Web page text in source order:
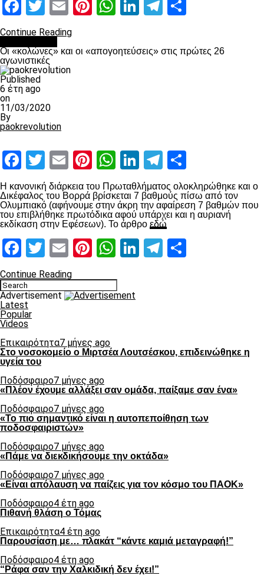
Facebook
Twitter
EmailPinterest
WhatsApp
LinkedInTelegram
Continue Reading
Οι «κολώνες» και οι «απογοητεύσεις» στις πρώτες 26
αγωνιστικές
Published
6 έτη ago
on
11/03/2020
By
paokrevolution
Facebook
Twitter
EmailPinterest
WhatsApp
LinkedIn
Telegram
Η κανονική διάρκεια του Πρωταθλήματος ολοκληρώθηκε και ο
Δικέφαλος του Βορρά βρίσκεται 7 βαθμούς πίσω από τον
Ολυμπιακό (αφήνουμε στην άκρη την αφαίρεση 7 βαθμών που
του επιβλήθηκε πρωτόδικα αφού υπάρχει και η αυριανή
εκδίκαση στην Εφέσεων). Το άρθρο εδώ
Facebook
Twitter
EmailPinterest
WhatsApp
LinkedIn
Telegram
Continue Reading
Advertisement
Latest
Popular
Videos
Επικαιρότητα7 μήνες ago
Στο νοσοκομείο ο Μιρτσέα Λουτσέσκου, επιδεινώθηκε η
υγεία του
Ποδόσφαιρο7 μήνες ago
«Πλέον έχουμε αλλάξει σαν ομάδα, παίξαμε σαν ένα»
Ποδόσφαιρο7 μήνες ago
«Το πιο σημαντικό είναι η αυτοπεποίθηση των
ποδοσφαιριστών»
Ποδόσφαιρο7 μήνες ago
«Πάμε να διεκδικήσουμε την οκτάδα»
Ποδόσφαιρο7 μήνες ago
«Είναι απόλαυση να παίζεις για τον κόσμο του ΠΑΟΚ»
Ποδόσφαιρο4 έτη ago
Πιθανή θλάση ο Τόμας
Επικαιρότητα4 έτη ago
Παρουσίαση με… πλακάτ “κάντε καμιά μεταγραφή!”
Ποδόσφαιρο4 έτη ago
“Ράφα σαν την Χαλκιδική δεν έχει!”